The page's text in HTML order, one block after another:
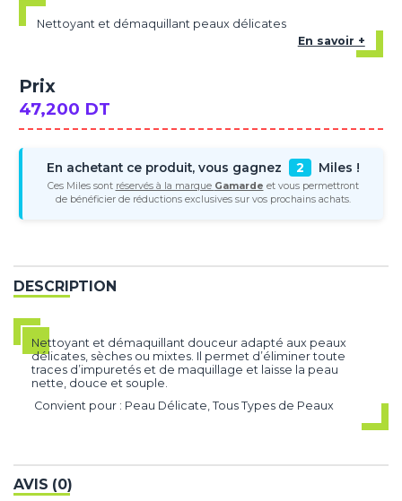
Nettoyant et démaquillant peaux délicates
En savoir +
Prix
47,200 DT
En achetant ce produit, vous gagnez 2 Miles !
Ces Miles sont réservés à la marque Gamarde et vous permettront
de bénéficier de réductions exclusives sur vos prochains achats.
DESCRIPTION
Nettoyant et démaquillant douceur adapté aux peaux
délicates, sèches ou mixtes. Il permet d’éliminer toute
traces d’impuretés et de maquillage et laisse la peau
nette, douce et souple.
Convient pour : Peau Délicate, Tous Types de Peaux
AVIS (0)